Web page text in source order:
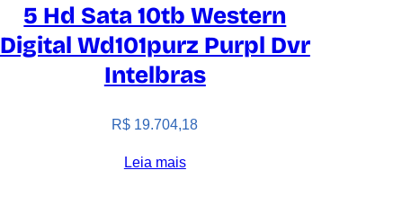
5 Hd Sata 10tb Western
Digital Wd101purz Purpl Dvr
Intelbras
R$ 19.704,18
Leia mais